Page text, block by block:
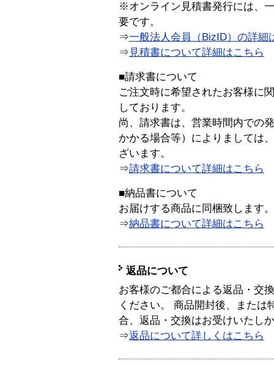
※オンライン見積書発行には、
要です。
⇒一般法人会員（BizID）の詳細
⇒ 見積書について詳細はこちら
■請求書について
ご注文時に希望されたお客様に
しております。
尚、請求書は、営業時間内での
かかる場合等）によりましては
ざいます。
⇒請求書について詳細はこちら
■納品書について
お届けする商品に同梱致します。
⇒納品書について詳細はこちら
返品について
お客様のご都合による返品・交
ください。 商品開封後、または
合、返品・交換はお受けいたし
⇒返品について詳しくはこちら